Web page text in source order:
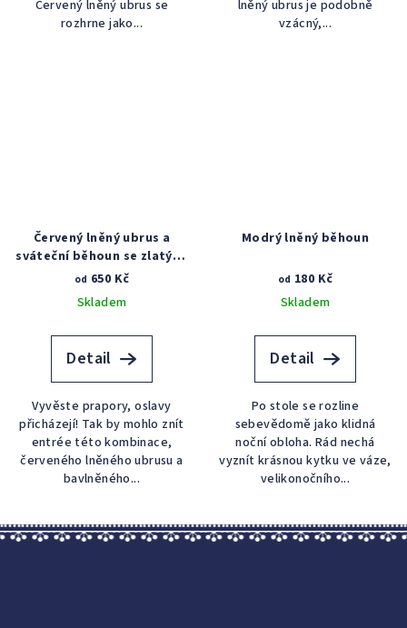
Červený lněný ubrus se
rozhrne jako...
lněný ubrus je podobně
vzácný,...
Červený lněný ubrus a
sváteční běhoun se zlatými
hvězdami
od 650 Kč
Skladem
Detail
Vyvěste prapory, oslavy
přicházejí! Tak by mohlo znít
entrée této kombinace,
červeného lněného ubrusu a
bavlněného...
Modrý lněný běhoun
od 180 Kč
Skladem
Detail
Po stole se rozline
sebevědomě jako klidná
noční obloha. Rád nechá
vyznít krásnou kytku ve váze,
velikonočního...